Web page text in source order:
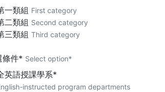
一類組 First category
二類組 Second category
三類組 Third category
條件* Select option*
英語授課學系*
instructed program departments